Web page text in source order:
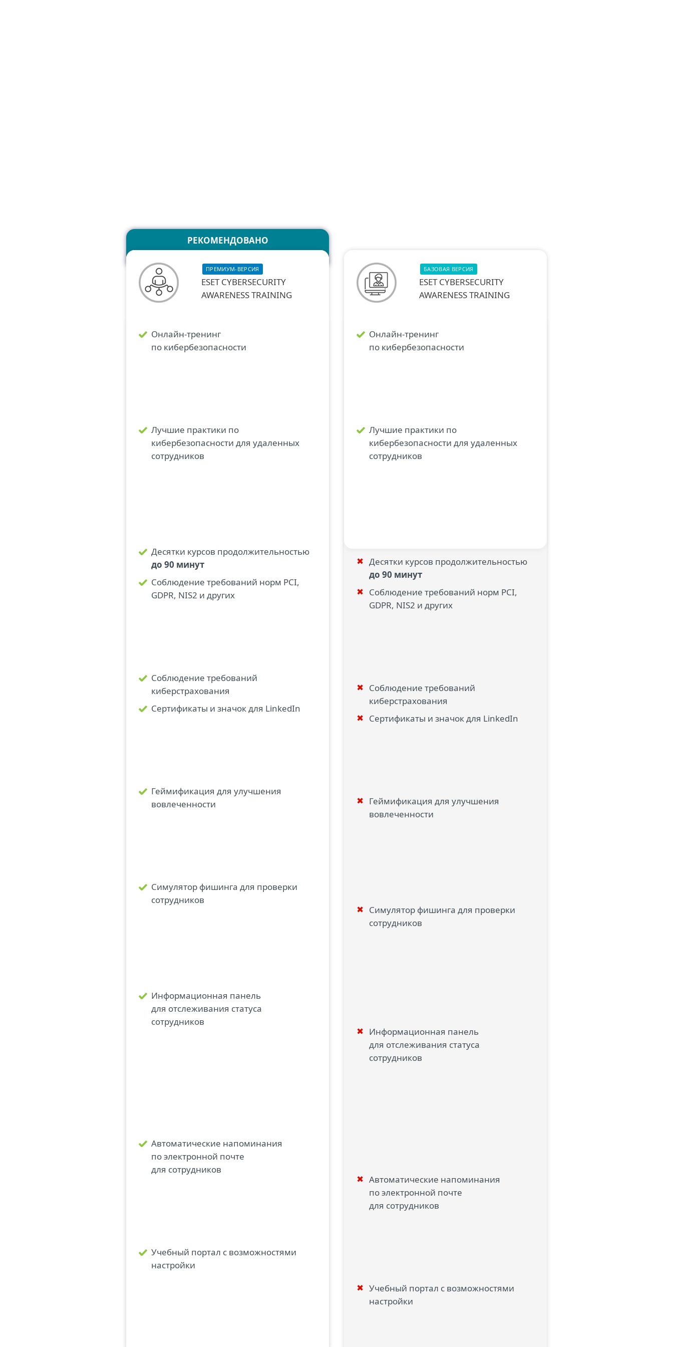
РЕКОМЕНДОВАНО
ПРЕМИУМ-ВЕРСИЯ
ESET CYBERSECURITY
AWARENESS TRAINING
Онлайн-тренинг
по кибербезопасности
Лучшие практики по
кибербезопасности для удаленных
сотрудников
Десятки курсов продолжительностью
до 90 минут
Соблюдение требований норм PCI,
GDPR, NIS2 и других
Соблюдение требований
киберстрахования
Сертификаты и значок для LinkedIn
Геймификация для улучшения
вовлеченности
Симулятор фишинга для проверки
сотрудников
Информационная панель
для отслеживания статуса
сотрудников
Автоматические напоминания
по электронной почте
для сотрудников
Учебный портал с возможностями
настройки
БАЗОВАЯ ВЕРСИЯ
ESET CYBERSECURITY
AWARENESS TRAINING
Онлайн-тренинг
по кибербезопасности
Лучшие практики по
кибербезопасности для удаленных
сотрудников
Десятки курсов продолжительностью
до 90 минут
Соблюдение требований норм PCI,
GDPR, NIS2 и других
Соблюдение требований
киберстрахования
Сертификаты и значок для LinkedIn
Геймификация для улучшения
вовлеченности
Симулятор фишинга для проверки
сотрудников
Информационная панель
для отслеживания статуса
сотрудников
Автоматические напоминания
по электронной почте
для сотрудников
Учебный портал с возможностями
настройки